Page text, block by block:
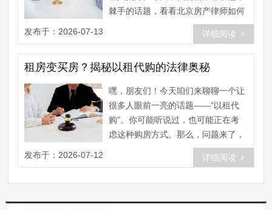
棘手的话题，看看北京房产律师如何
支招，帮你顺利解决离婚时分房的
发布于：2026-07-13 详细阅读
租房变买房？揭秘以租代购的法律奥秘
嘿，朋友们！今天咱们来聊聊一个让
很多人眼前一亮的话题——“以租代
购”。你可能听说过，也可能正在考
虑这种购房方式。那么，问题来了，
这种租房变买房的模式，合法吗？
发布于：2026-07-12 详细阅读